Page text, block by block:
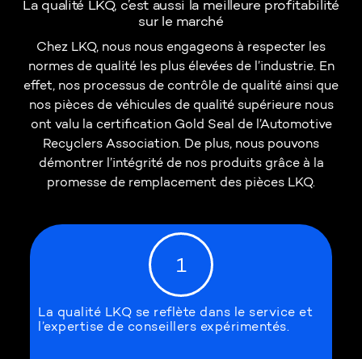
La qualité LKQ, c’est aussi la meilleure profitabilité
sur le marché
Chez LKQ, nous nous engageons à respecter les
normes de qualité les plus élevées de l’industrie. En
effet, nos processus de contrôle de qualité ainsi que
nos pièces de véhicules de qualité supérieure nous
ont valu la certification Gold Seal de l’Automotive
Recyclers Association. De plus, nous pouvons
démontrer l’intégrité de nos produits grâce à la
promesse de remplacement des pièces LKQ.
1
La qualité LKQ se reflète dans le service et
l’expertise de conseillers expérimentés.